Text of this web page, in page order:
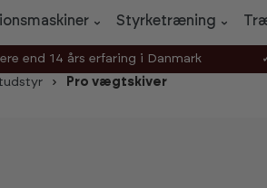
Styrketræning
end 14 års erfaring i Danmark
Pro vægtskiver